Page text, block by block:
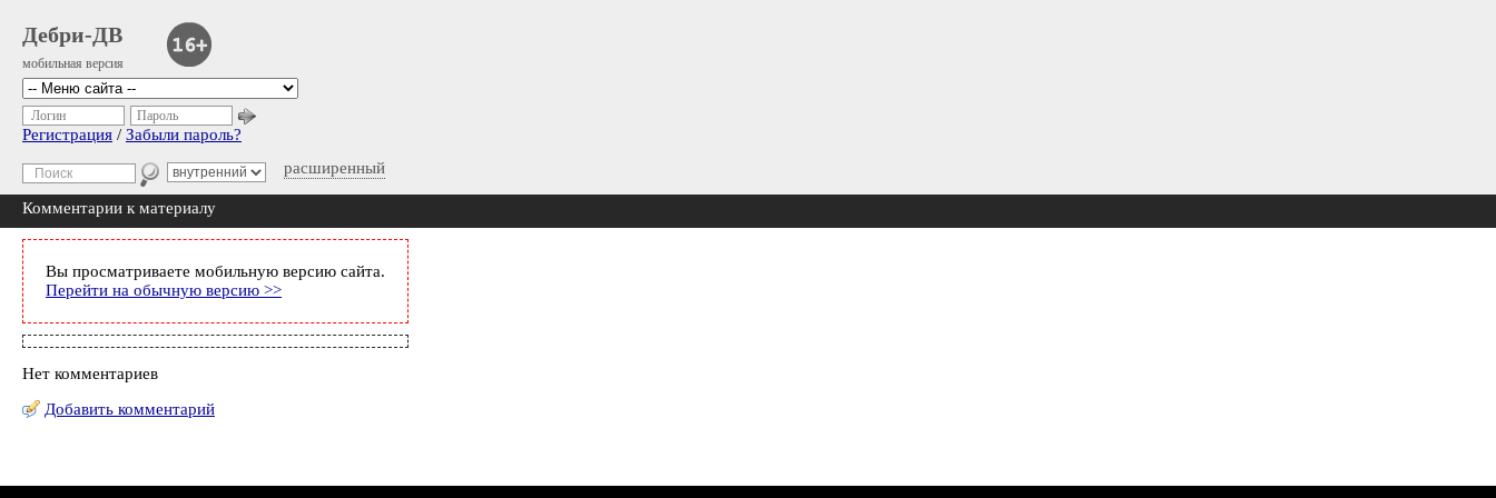
Дебри-ДВ
мобильная версия
расширенный
Логин Пароль
Регистрация / Забыли пароль?
Комментарии к материалу
Вы просматриваете мобильную версию сайта.
Перейти на обычную версию >>
Нет комментариев
Добавить комментарий